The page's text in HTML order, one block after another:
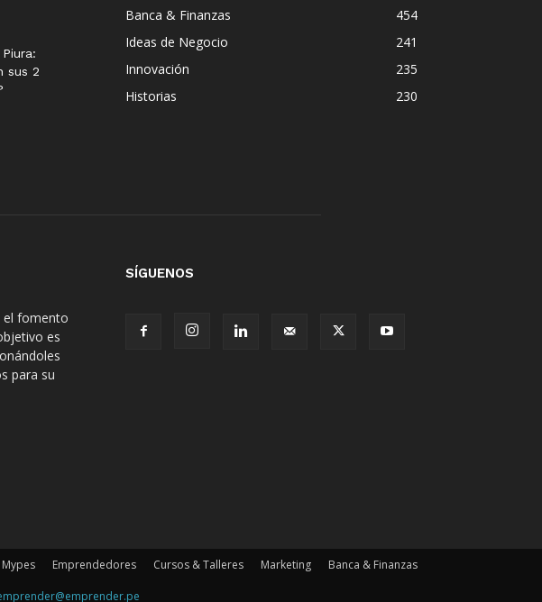
sus 2
Banca & Finanzas
454
Ideas de Negocio
241
Innovación
235
Historias
230
el fomento
es
para su
SÍGUENOS
Mypes Emprendedores Cursos & Talleres Marketing Banca & Finanzas